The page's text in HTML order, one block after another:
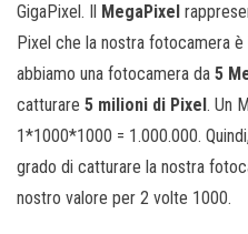
GigaPixel. Il
MegaPixel
Pixel che la nostra fotocamera
abbiamo una fotocamera da 5
catturare 5 milioni di Pixel . Un
1*1000*1000 = 1.000.000.
grado di catturare la nostra
nostro valore per 2 volte 1000.